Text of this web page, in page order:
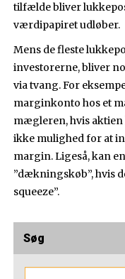
tilfælde bliver
værdipapiret udløber.
Mens de fleste
investorerne, bliver
via tvang. For
marginkonto hos et
mægleren, hvis
ikke mulighed for at
margin. Ligeså, kan
”dækningskøb”, hvis
squeeze”.
Søg